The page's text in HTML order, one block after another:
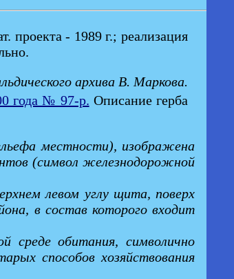
проекта - 1989 г.; реализация
архива В. Маркова.
года № 97-р. Описание герба
местности), изображена
(символ железнодорожной
левом углу щита, поверх
в состав которого входит
среде обитания, символично
способов хозяйствования